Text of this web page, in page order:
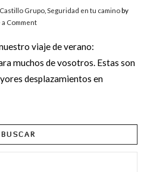
Grupo, Seguridad en tu caminoby
a Comment
viaje de verano:
muchos de vosotros. Estas son
desplazamientos en
BUSCAR